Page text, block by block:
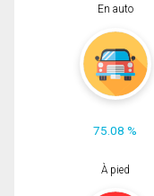
En auto
75.08 %
À pied